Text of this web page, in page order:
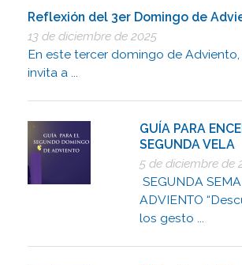
Reflexión del 3er Domingo de
13 de diciembre de 2025
En este tercer domingo de
invita a ...
GUÍA PARA
SEGUNDA VELA
5 de diciembre de
SEGUNDA
ADVIENTO
los gesto ...